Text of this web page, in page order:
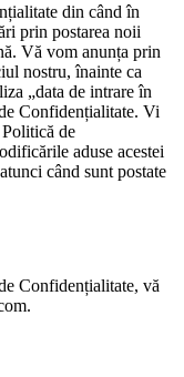
din când în
prin postarea noii
Vă vom anunța prin
nostru, înainte ca
„data de intrare în
Confidențialitate. Vi
Politică de
aduse acestei
când sunt postate
Confidențialitate, vă